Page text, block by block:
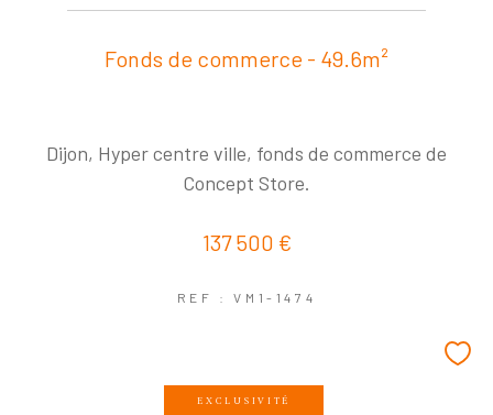
Fonds de commerce - 49.6m²
Dijon, Hyper centre ville, fonds de commerce de
Concept Store.
137 500 €
REF : VM1-1474
EXCLUSIVITÉ